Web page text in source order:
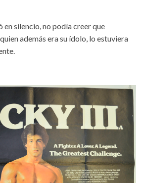
en silencio, no podía creer que
quien además era su ídolo, lo estuviera